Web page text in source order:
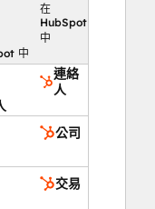
在
HubSpot
中
中
連絡
人
公司
交易